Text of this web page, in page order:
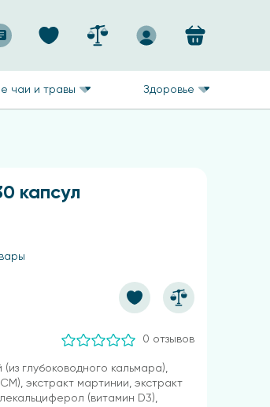
чаи и травы Здоровье
капсул
0 отзывов
глубоководного кальмара),
экстракт мартинии, экстракт
(витамин D3),